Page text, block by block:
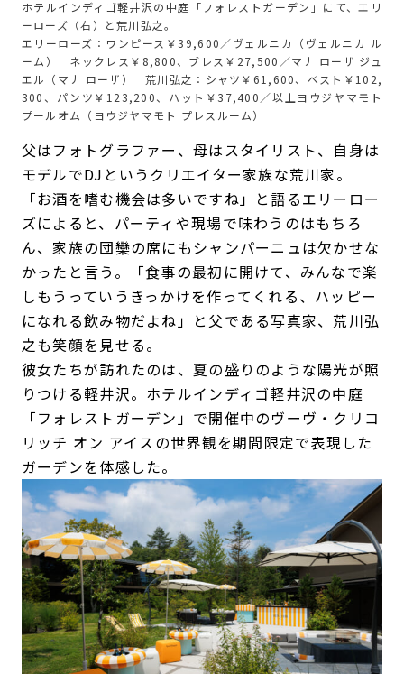
ホテルインディゴ軽井沢の中庭「フォレストガーデン」にて、エリ
ーローズ（右）と荒川弘之。
エリーローズ：ワンピース￥39,600／ヴェルニカ（ヴェルニカ ル
ーム） ネックレス￥8,800、ブレス￥27,500／マナ ローザ ジュ
エル（マナ ローザ） 荒川弘之：シャツ￥61,600、ベスト￥102,
300、パンツ￥123,200、ハット￥37,400／以上ヨウジヤマモト
プールオム（ヨウジヤマモト プレスルーム）
父はフォトグラファー、母はスタイリスト、自身は
モデルでDJというクリエイター家族な荒川家。
「お酒を嗜む機会は多いですね」と語るエリーロー
ズによると、パーティや現場で味わうのはもちろ
ん、家族の団欒の席にもシャンパーニュは欠かせな
かったと言う。「食事の最初に開けて、みんなで楽
しもうっていうきっかけを作ってくれる、ハッピー
になれる飲み物だよね」と父である写真家、荒川弘
之も笑顔を見せる。
彼女たちが訪れたのは、夏の盛りのような陽光が照
りつける軽井沢。ホテルインディゴ軽井沢の中庭
「フォレストガーデン」で開催中のヴーヴ・クリコ
リッチ オン アイスの世界観を期間限定で表現した
ガーデンを体感した。